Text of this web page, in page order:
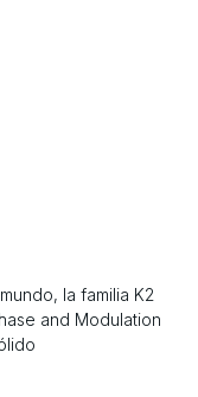
la familia K2
and Modulation